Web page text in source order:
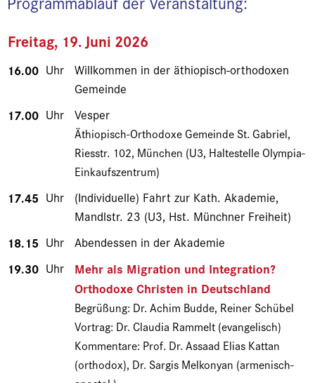
Freitag, 19. Juni 2026
16.00 Uhr
Willkommen in der äthiopisch-orthodoxen
Gemeinde
17.00 Uhr Vesper
Äthiopisch-Orthodoxe Gemeinde St. Gabriel,
Riesstr. 102, München (U3, Haltestelle Olympia-
Einkaufszentrum)
17.45 Uhr
(Individuelle) Fahrt zur Kath. Akademie,
Mandlstr. 23 (U3, Hst. Münchner Freiheit)
18.15 Uhr Abendessen in der Akademie
19.30 Uhr
Mehr als Migration und Integration?
Orthodoxe Christen in Deutschland
Begrüßung: Dr. Achim Budde, Reiner Schübel
Vortrag: Dr. Claudia Rammelt (evangelisch)
Kommentare: Prof. Dr. Assaad Elias Kattan
(orthodox), Dr. Sargis Melkonyan (armenisch-